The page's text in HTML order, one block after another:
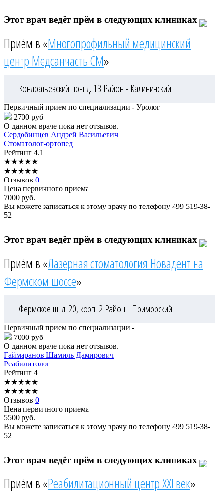
Этот врач ведёт прём в следующих клиниках
Приём в «Многопрофильный медицинский
центр Медсанчасть СМ»
Кондратьевский пр-т д. 13 Район - Калининский
Первичный прием по специализации - Уролог
2700 руб.
О данном враче пока нет отзывов.
Сердобинцев Андрей Васильевич
Стоматолог-ортопед
Рейтинг 4.1
★★★★★
★★★★★
Отзывов 0
Цена первичного приема
7000 руб.
Вы можете записаться к этому врачу по телефону 499 519-38-
52
Этот врач ведёт прём в следующих клиниках
Приём в «Лазерная стоматология Новадент на
Фермском шоссе»
Фермское ш. д. 20, корп. 2 Район - Приморский
Первичный прием по специализации -
7000 руб.
О данном враче пока нет отзывов.
Гаймаранов Шамиль Дамирович
Реабилитолог
Рейтинг 4
★★★★★
★★★★★
Отзывов 0
Цена первичного приема
5500 руб.
Вы можете записаться к этому врачу по телефону 499 519-38-
52
Этот врач ведёт прём в следующих клиниках
Приём в «Реабилитационный центр XXI век»